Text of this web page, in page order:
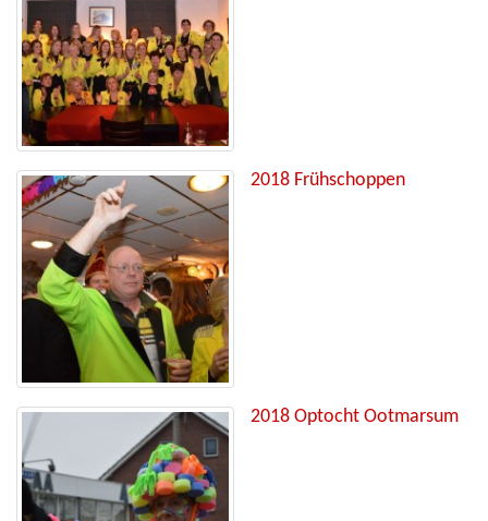
2018 Frühschoppen
2018 Optocht Ootmarsum